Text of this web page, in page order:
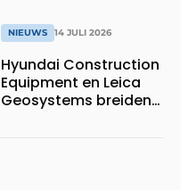
voor één landelijke
kwaliteitsregeling
voor straatwerk
NIEUWS 14 JULI 2026
Hyundai Construction
Equipment en Leica
Geosystems breiden